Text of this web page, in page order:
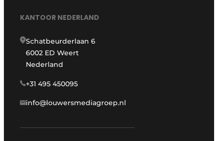
KANTOOR NEDERLAND
Schatbeurderlaan 6
6002 ED Weert
Nederland
+31 495 450095
info@louwersmediagroep.nl